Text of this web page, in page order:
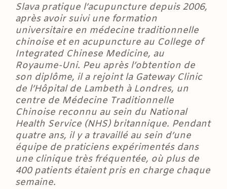
Slava pratique l’acupuncture depuis 2006,
après avoir suivi une formation
universitaire en médecine traditionnelle
chinoise et en acupuncture au College of
Integrated Chinese Medicine, au
Royaume-Uni. Peu après l’obtention de
son diplôme, il a rejoint la Gateway Clinic
de l’Hôpital de Lambeth à Londres, un
centre de Médecine Traditionnelle
Chinoise reconnu au sein du National
Health Service (NHS) britannique. Pendant
quatre ans, il y a travaillé au sein d’une
équipe de praticiens expérimentés dans
une clinique très fréquentée, où plus de
400 patients étaient pris en charge chaque
semaine.